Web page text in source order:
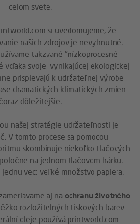
celom svete.
si uvedomujeme, že
našich zdrojov je nevyhnutné.
takzvané "nízkoprocesné
vďaka svojej vynikajúcej ekologickej
prispievajú k udržateľnej výrobe
dramatických klimatických zmien
čoraz dôležitejšie.
našej stratégie udržateľnosti je
V tomto procese sa pomocou
skombinuje niekoľko tlačových
na jednom tlačovom hárku.
vec: veľké množstvo papiera.
aj na ochranu životného
rozložitelných tiskových barev
oleje používá printworld.com